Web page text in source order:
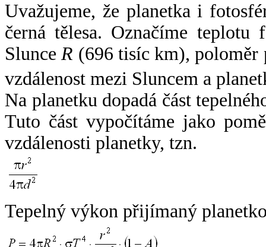
Uvažujeme, že planetka i
černá tělesa. Označíme
SlunceR (696 tisíc km),
vzdálenost mezi Sluncem a
Na planetku dopadá část
Tuto část vypočítáme jako
vzdálenosti planetky, tzn.
Tepelný výkon přijímaný